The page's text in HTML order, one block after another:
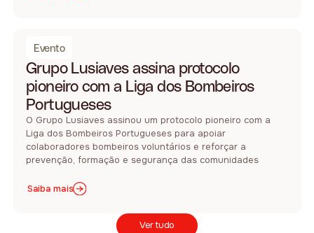
Evento
Grupo Lusiaves assina protocolo
pioneiro com a Liga dos Bombeiros
Portugueses
O Grupo Lusiaves assinou um protocolo pioneiro com a
Liga dos Bombeiros Portugueses para apoiar
colaboradores bombeiros voluntários e reforçar a
prevenção, formação e segurança das comunidades
Saiba mais
Ver tudo